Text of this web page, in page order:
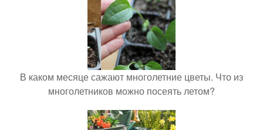
В каком месяце сажают многолетние цветы. Что из
многолетников можно посеять летом?